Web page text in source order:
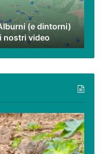
(e dintorni)
nostri video